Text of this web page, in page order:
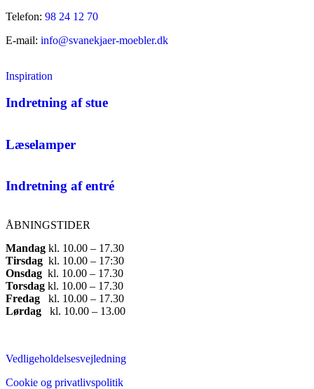
Telefon: 98 24 12 70
E-mail: info@svanekjaer-moebler.dk
Inspiration
Indretning af stue
Læselamper
Indretning af entré
ÅBNINGSTIDER
Mandag ​ kl. 10.00 – 17.30​
Tirsdag ​ kl. 10.00 – 17:30​
Onsdag ​ kl. 10.00 – 17.30​
Torsdag ​ kl. 10.00 – 17.30​
Fredag ​ kl. 10.00 – 17.30​
Lørdag ​ kl. 10.00 – 13.00
Vedligeholdelsesvejledning
Cookie og privatlivspolitik